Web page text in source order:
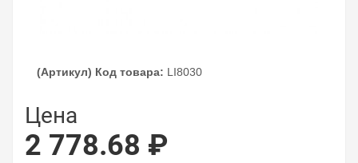
(Артикул) Код товара: LI8030
Цена
2 778.68 ₽